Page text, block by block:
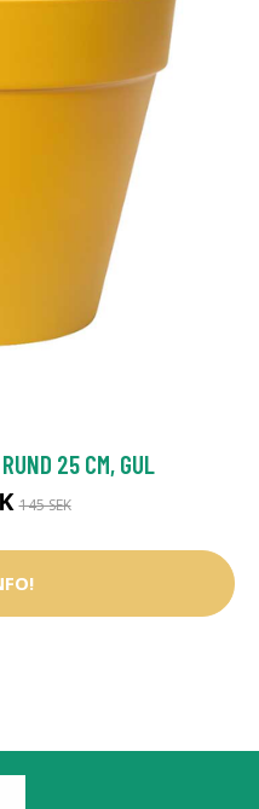
25 CM, GUL
145 SEK